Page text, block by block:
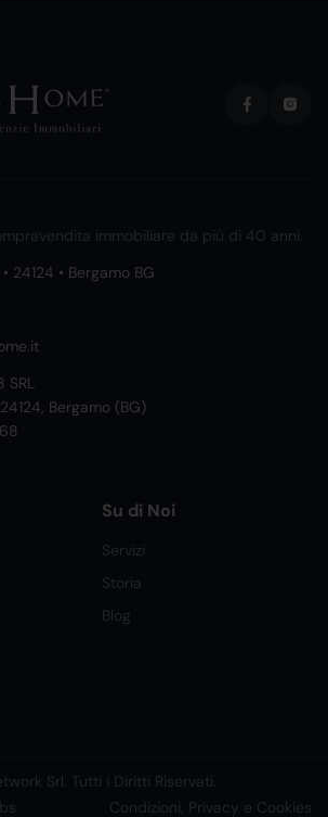
immobiliare da più di 40 anni.
24124 • Bergamo BG
SRL
Bergamo (BG)
Su di Noi
Servizi
Storia
Blog
Srl. Tutti i Diritti Riservati.
Condizioni, Privacy e Cookies